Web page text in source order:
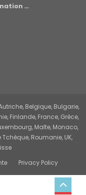
…
Belgique, Bulgarie,
Finlande, France, Grèce,
Malte, Monaco,
Roumanie, UK,
Privacy Policy